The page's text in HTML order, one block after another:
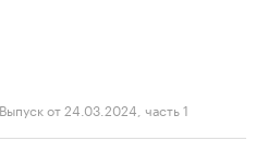
от 24.03.2024, часть 1